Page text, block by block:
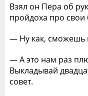
Взял он Пера об
пройдоха про
— Ну как, сможешь
— А это нам раз
Выкладывай
совет.